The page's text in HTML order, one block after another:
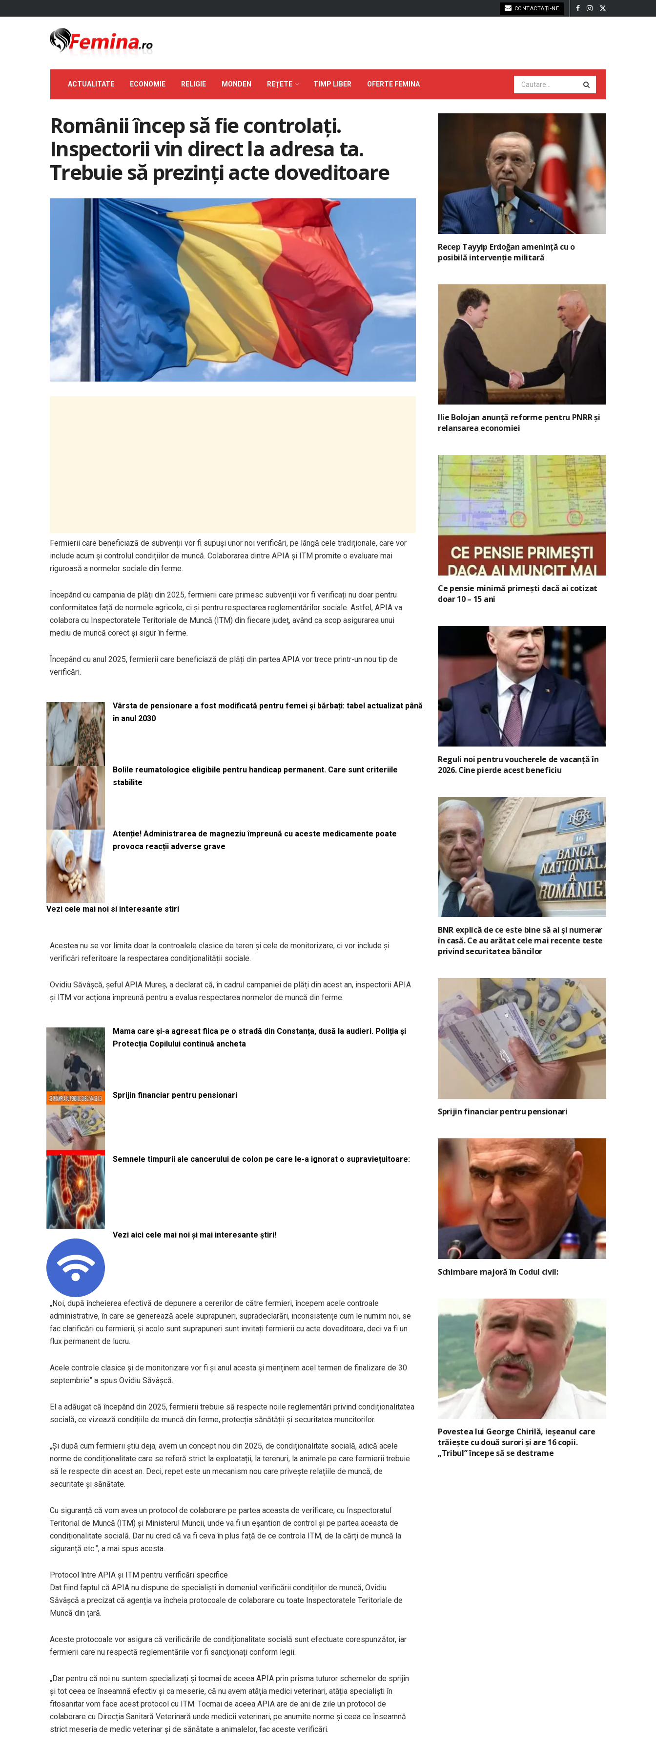
CONTACTAȚI-NE
ACTUALITATE ECONOMIE RELIGIE MONDEN REȚETE TIMP LIBER OFERTE FEMINA
Românii încep să fie controlați.
Inspectorii vin direct la adresa ta.
Trebuie să prezinți acte doveditoare
Fermierii care beneficiază de subvenții vor fi supuși unor noi verificări, pe lângă cele tradiționale, care vor
include acum și controlul condițiilor de muncă. Colaborarea dintre APIA și ITM promite o evaluare mai
riguroasă a normelor sociale din ferme.
Începând cu campania de plăți din 2025, fermierii care primesc subvenții vor fi verificați nu doar pentru
conformitatea față de normele agricole, ci și pentru respectarea reglementărilor sociale. Astfel, APIA va
colabora cu Inspectoratele Teritoriale de Muncă (ITM) din fiecare județ, având ca scop asigurarea unui
mediu de muncă corect și sigur în ferme.
Începând cu anul 2025, fermierii care beneficiază de plăți din partea APIA vor trece printr-un nou tip de
verificări.
Vârsta de pensionare a fost modificată pentru femei și bărbați: tabel actualizat până
în anul 2030
Bolile reumatologice eligibile pentru handicap permanent. Care sunt criteriile
stabilite
Atenție! Administrarea de magneziu împreună cu aceste medicamente poate
provoca reacții adverse grave
Vezi cele mai noi si interesante stiri
Acestea nu se vor limita doar la controalele clasice de teren și cele de monitorizare, ci vor include și
verificări referitoare la respectarea condiționalității sociale.
Ovidiu Săvâșcă, șeful APIA Mureș, a declarat că, în cadrul campaniei de plăți din acest an, inspectorii APIA
și ITM vor acționa împreună pentru a evalua respectarea normelor de muncă din ferme.
Mama care și-a agresat fiica pe o stradă din Constanța, dusă la audieri. Poliția și
Protecția Copilului continuă ancheta
Sprijin financiar pentru pensionari
Semnele timpurii ale cancerului de colon pe care le-a ignorat o supraviețuitoare:
Vezi aici cele mai noi și mai interesante știri!
„Noi, după încheierea efectivă de depunere a cererilor de către fermieri, începem acele controale
administrative, în care se generează acele suprapuneri, supradeclarări, inconsistențe cum le numim noi, se
fac clarificări cu fermierii, și acolo sunt suprapuneri sunt invitați fermierii cu acte doveditoare, deci va fi un
flux permanent de lucru.
Acele controle clasice și de monitorizare vor fi și anul acesta și menținem acel termen de finalizare de 30
septembrie” a spus Ovidiu Săvâșcă.
El a adăugat că începând din 2025, fermierii trebuie să respecte noile reglementări privind condiționalitatea
socială, ce vizează condițiile de muncă din ferme, protecția sănătății și securitatea muncitorilor.
„Și după cum fermierii știu deja, avem un concept nou din 2025, de condiționalitate socială, adică acele
norme de condiționalitate care se referă strict la exploatații, la terenuri, la animale pe care fermierii trebuie
să le respecte din acest an. Deci, repet este un mecanism nou care privește relațiile de muncă, de
securitate și sănătate.
Cu siguranță că vom avea un protocol de colaborare pe partea aceasta de verificare, cu Inspectoratul
Teritorial de Muncă (ITM) și Ministerul Muncii, unde va fi un eșantion de control și pe partea aceasta de
condiționalitate socială. Dar nu cred că va fi ceva în plus față de ce controla ITM, de la cărți de muncă la
siguranță etc.”, a mai spus acesta.
Protocol între APIA și ITM pentru verificări specifice
Dat fiind faptul că APIA nu dispune de specialiști în domeniul verificării condițiilor de muncă, Ovidiu
Săvâșcă a precizat că agenția va încheia protocoale de colaborare cu toate Inspectoratele Teritoriale de
Muncă din țară.
Aceste protocoale vor asigura că verificările de condiționalitate socială sunt efectuate corespunzător, iar
fermierii care nu respectă reglementările vor fi sancționați conform legii.
„Dar pentru că noi nu suntem specializați și tocmai de aceea APIA prin prisma tuturor schemelor de sprijin
și tot ceea ce înseamnă efectiv și ca meserie, că nu avem atâția medici veterinari, atâția specialiști în
fitosanitar vom face acest protocol cu ITM. Tocmai de aceea APIA are de ani de zile un protocol de
colaborare cu Direcția Sanitară Veterinară unde medicii veterinari, pe anumite norme și ceea ce înseamnă
strict meseria de medic veterinar și de sănătate a animalelor, fac aceste verificări.
Recep Tayyip Erdoğan amenință cu o
posibilă intervenție militară
Ilie Bolojan anunță reforme pentru PNRR și
relansarea economiei
Ce pensie minimă primești dacă ai cotizat
doar 10 – 15 ani
Reguli noi pentru voucherele de vacanță în
2026. Cine pierde acest beneficiu
BNR explică de ce este bine să ai și numerar
în casă. Ce au arătat cele mai recente teste
privind securitatea băncilor
Sprijin financiar pentru pensionari
Schimbare majoră în Codul civil:
Povestea lui George Chirilă, ieșeanul care
trăiește cu două surori și are 16 copii.
„Tribul” începe să se destrame